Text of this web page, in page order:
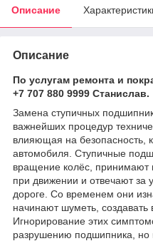
Описание
Описание
По услугам ремонта и
+7 707 880 9999 Станислав.
Замена ступичных
важнейших процедур
влияющая на безопасность,
автомобиля. Ступичные
вращение колёс, принимают
при движении и отвечают за
дороге. Со временем они
начинают шуметь,
Игнорирование этих
разрушению подшипника, но